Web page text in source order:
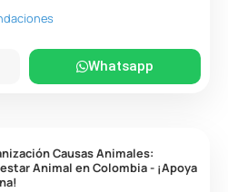
Whatsapp
Causas Animales:
Animal en Colombia - ¡Apoya